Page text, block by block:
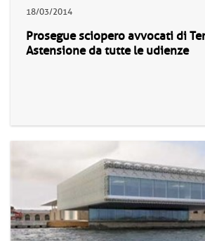
18/03/2014
Prosegue sciopero avvocati di
Astensione da tutte le udienze